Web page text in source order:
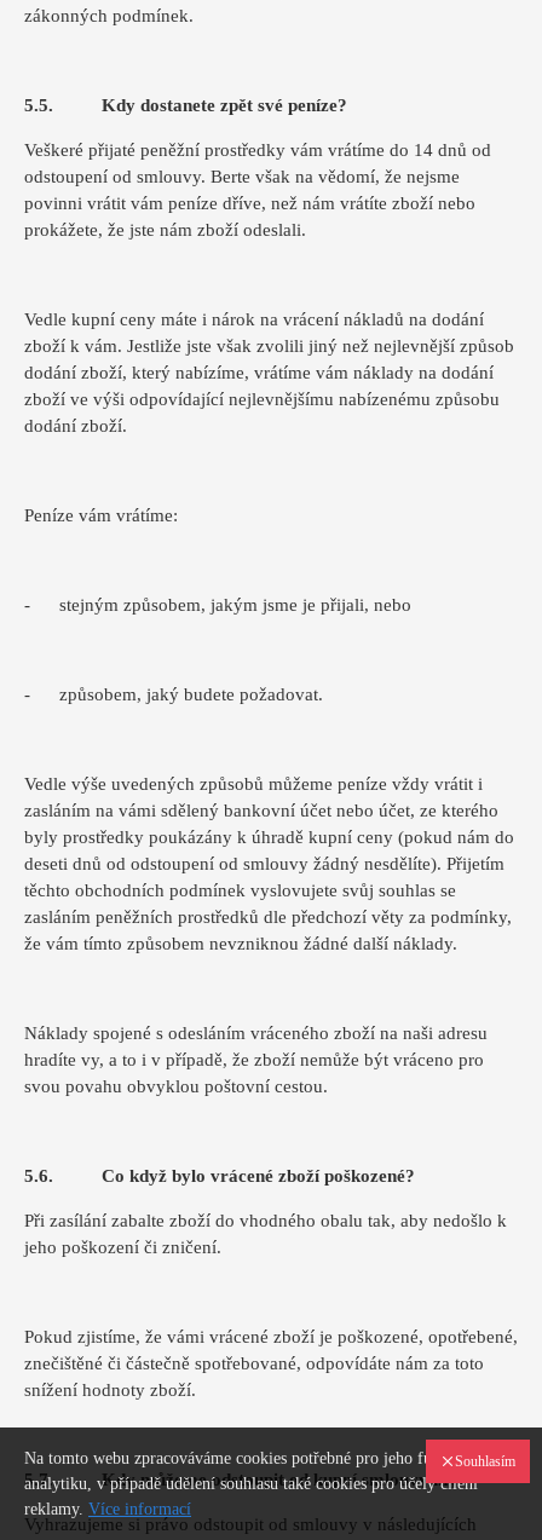
zákonných podmínek.
5.5. Kdy dostanete zpět své peníze?
Veškeré přijaté peněžní prostředky vám vrátíme do 14 dnů od
odstoupení od smlouvy. Berte však na vědomí, že nejsme
povinni vrátit vám peníze dříve, než nám vrátíte zboží nebo
prokážete, že jste nám zboží odeslali.
Vedle kupní ceny máte i nárok na vrácení nákladů na dodání
zboží k vám. Jestliže jste však zvolili jiný než nejlevnější způsob
dodání zboží, který nabízíme, vrátíme vám náklady na dodání
zboží ve výši odpovídající nejlevnějšímu nabízenému způsobu
dodání zboží.
Peníze vám vrátíme:
- stejným způsobem, jakým jsme je přijali, nebo
- způsobem, jaký budete požadovat.
Vedle výše uvedených způsobů můžeme peníze vždy vrátit i
zasláním na vámi sdělený bankovní účet nebo účet, ze kterého
byly prostředky poukázány k úhradě kupní ceny (pokud nám do
deseti dnů od odstoupení od smlouvy žádný nesdělíte). Přijetím
těchto obchodních podmínek vyslovujete svůj souhlas se
zasláním peněžních prostředků dle předchozí věty za podmínky,
že vám tímto způsobem nevzniknou žádné další náklady.
Náklady spojené s odesláním vráceného zboží na naši adresu
hradíte vy, a to i v případě, že zboží nemůže být vráceno pro
svou povahu obvyklou poštovní cestou.
5.6. Co když bylo vrácené zboží poškozené?
Při zasílání zabalte zboží do vhodného obalu tak, aby nedošlo k
jeho poškození či zničení.
Pokud zjistíme, že vámi vrácené zboží je poškozené, opotřebené,
znečištěné či částečně spotřebované, odpovídáte nám za toto
snížení hodnoty zboží.
5.7. Kdy můžeme odstoupit od kupní smlouvy my?
Vyhrazujeme si právo odstoupit od smlouvy v následujících
Souhlasím
Na tomto webu zpracováváme cookies potřebné pro jeho fungování a
analytiku, v případě udělení souhlasu také cookies pro účely cílení
reklamy. Více informací